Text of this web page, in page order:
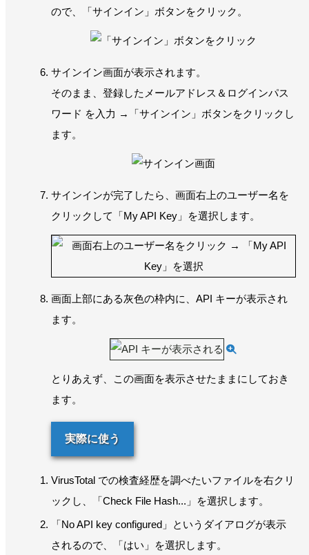
ので、「サインイン」ボタンをクリック。
サインイン画面が表示されます。
そのまま、登録したメールアドレス＆ログインパス
ワード を入力 →「サインイン」ボタンをクリックし
ます。
サインインが完了したら、画面右上のユーザー名を
クリックして「My API Key」を選択します。
画面上部にある灰色の枠内に、API キーが表示され
ます。
とりあえず、この画面を表示させたままにしておき
ます。
実際に使う
VirusTotal での検査経歴を調べたいファイルを右クリ
ックし、「Check File Hash...」を選択します。
「No API key configured」というダイアログが表示
されるので、「はい」を選択します。